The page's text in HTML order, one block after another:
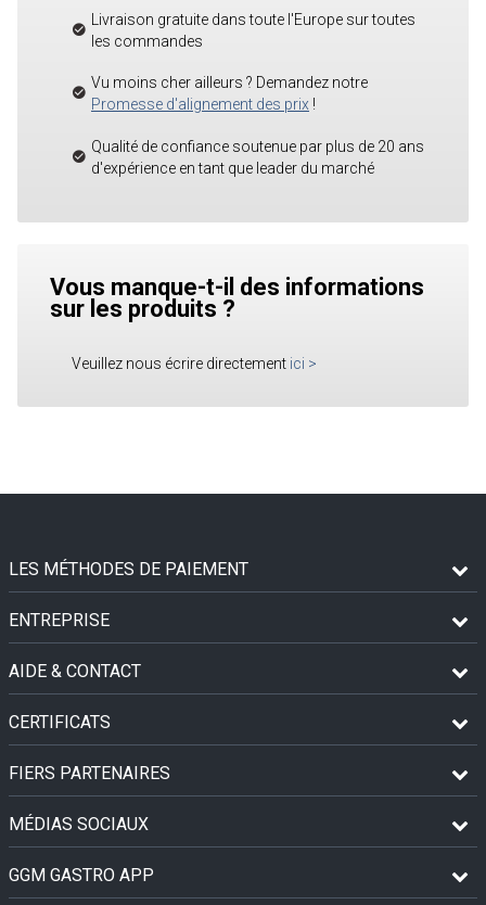
Livraison gratuite dans toute l'Europe sur toutes
les commandes
Vu moins cher ailleurs ? Demandez notre
Promesse d'alignement des prix !
Qualité de confiance soutenue par plus de 20 ans
d'expérience en tant que leader du marché
Vous manque-t-il des informations
sur les produits ?
Veuillez nous écrire directement ici >
LES MÉTHODES DE PAIEMENT
ENTREPRISE
AIDE & CONTACT
CERTIFICATS
FIERS PARTENAIRES
MÉDIAS SOCIAUX
GGM GASTRO APP